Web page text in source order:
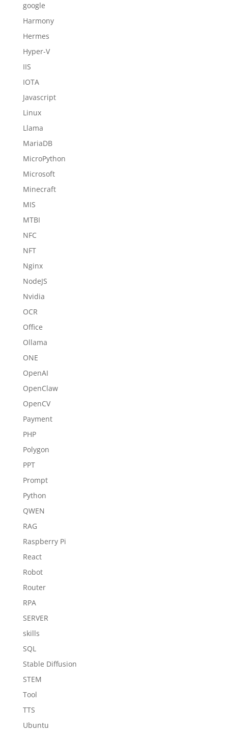
google
Harmony
Hermes
Hyper-V
IIS
IOTA
Javascript
Linux
Llama
MariaDB
MicroPython
Microsoft
Minecraft
MIS
MTBI
NFC
NFT
Nginx
NodeJS
Nvidia
OCR
Office
Ollama
ONE
OpenAI
OpenClaw
OpenCV
Payment
PHP
Polygon
PPT
Prompt
Python
QWEN
RAG
Raspberry Pi
React
Robot
Router
RPA
SERVER
skills
SQL
Stable Diffusion
STEM
Tool
TTS
Ubuntu